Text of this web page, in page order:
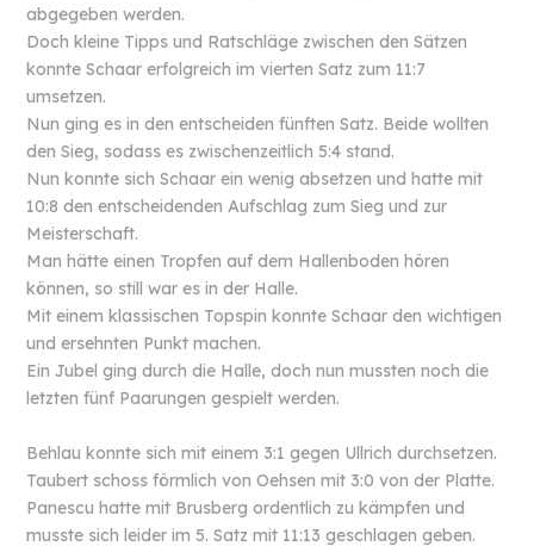
abgegeben werden.
Doch kleine Tipps und Ratschläge zwischen den Sätzen
konnte Schaar erfolgreich im vierten Satz zum 11:7
umsetzen.
Nun ging es in den entscheiden fünften Satz. Beide wollten
den Sieg, sodass es zwischenzeitlich 5:4 stand.
Nun konnte sich Schaar ein wenig absetzen und hatte mit
10:8 den entscheidenden Aufschlag zum Sieg und zur
Meisterschaft.
Man hätte einen Tropfen auf dem Hallenboden hören
können, so still war es in der Halle.
Mit einem klassischen Topspin konnte Schaar den wichtigen
und ersehnten Punkt machen.
Ein Jubel ging durch die Halle, doch nun mussten noch die
letzten fünf Paarungen gespielt werden.
Behlau konnte sich mit einem 3:1 gegen Ullrich durchsetzen.
Taubert schoss förmlich von Oehsen mit 3:0 von der Platte.
Panescu hatte mit Brusberg ordentlich zu kämpfen und
musste sich leider im 5. Satz mit 11:13 geschlagen geben.